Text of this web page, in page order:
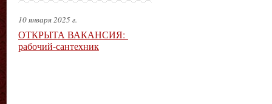
10 января 2025 г.
ОТКРЫТА ВАКАНСИЯ:
рабочий-сантехник